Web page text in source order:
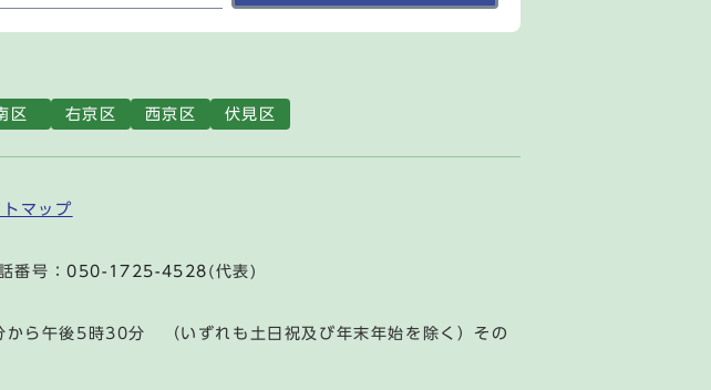
区 右京区 西京区 伏見区
トマップ
番号：050-1725-4528 (代表)
ら午後5時30分 （いずれも土日祝及び年末年始を除く）その